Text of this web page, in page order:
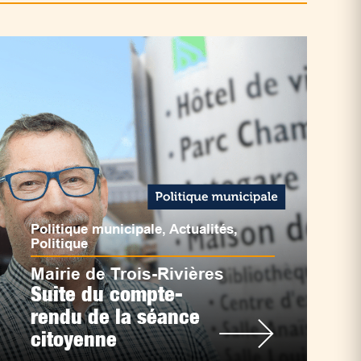
Politique municipale, Actualités,
Politique
Mairie de Trois-Rivières
Suite du compte-
rendu de la séance
citoyenne